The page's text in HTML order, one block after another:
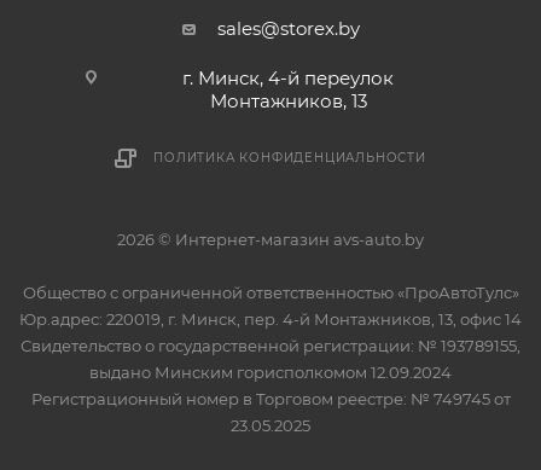
sales@storex.by
г. Минск, 4-й переулок
Монтажников, 13
ПОЛИТИКА КОНФИДЕНЦИАЛЬНОСТИ
2026 © Интернет-магазин avs-auto.by
Общество с ограниченной ответственностью «ПроАвтоТулс»
Юр.адрес: 220019, г. Минск, пер. 4-й Монтажников, 13, офис 14
Свидетельство о государственной регистрации: № 193789155,
выдано Минским горисполкомом 12.09.2024
Регистрационный номер в Торговом реестре: № 749745 от
23.05.2025